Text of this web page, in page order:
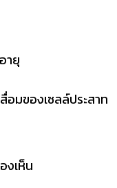
ายุ
อมของเซลล์ประสาท
งเห็น